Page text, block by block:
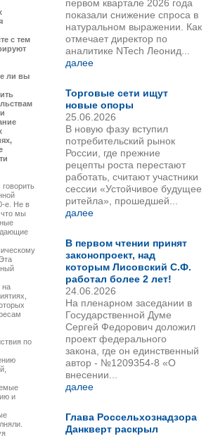
с тем
ли вы
е. Не в
мы
на
по
и
первом квартале 2026 года
показали снижение спроса в
натуральном выражении. Как
отмечает директор по
аналитике NTech Леонид...
далее
Торговые сети ищут
новые опоры
25.06.2026
В новую фазу вступил
потребительский рынок
России, где прежние
рецепты роста перестают
работать, считают участники
сессии «Устойчивое будущее
ритейла», прошедшей...
далее
В первом чтении принят
законопроект, над
которым Лисовский С.Ф.
работал более 2 лет!
24.06.2026
На пленарном заседании в
Государственной Думе
Сергей Федорович доложил
проект федерального
закона, где он единственный
автор - №1209354-8 «О
внесении...
далее
Глава Россельхознадзора
Данкверт раскрыл